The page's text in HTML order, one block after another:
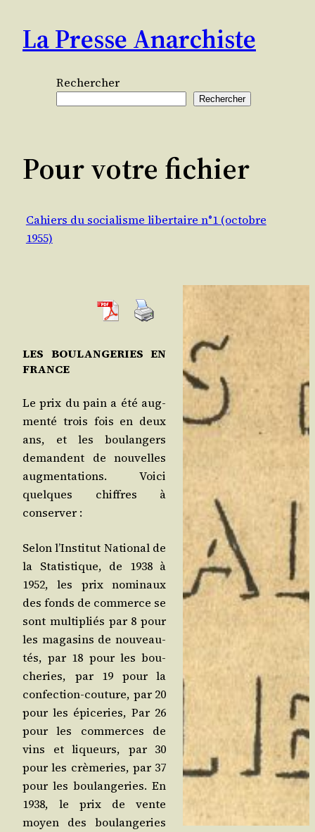
contenu
La Presse Anarchiste
Rechercher
Rechercher
Pour votre fichier
Cahiers du socialisme libertaire n°1 (octobre
1955)
LES BOULANGERIES EN
FRANCE
Le prix du pain a été aug­
men­té trois fois en deux
ans, et les bou­lan­gers
demandent de nou­velles
aug­men­ta­tions. Voi­ci
quelques chiffres à
conserver :
Selon l’Institut Natio­nal de
la Sta­tis­tique, de 1938 à
1952, les prix nomi­naux
des fonds de com­merce se
sont mul­ti­pliés par 8 pour
les maga­sins de nou­veau­
tés, par 18 pour les bou­
che­ries, par 19 pour la
confec­tion-cou­ture, par 20
pour les épi­ce­ries, Par 26
pour les com­merces de
vins et liqueurs, par 30
pour les crè­me­ries, par 37
pour les bou­lan­ge­ries. En
1938, le prix de vente
moyen des bou­lan­ge­ries